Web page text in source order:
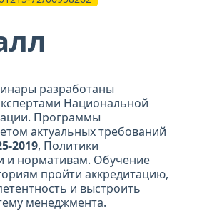
разработаны
Национальной
Программы
актуальных требований
2019, Политики
и нормативам. Обучение
пройти аккредитацию,
и выстроить
менеджмента.